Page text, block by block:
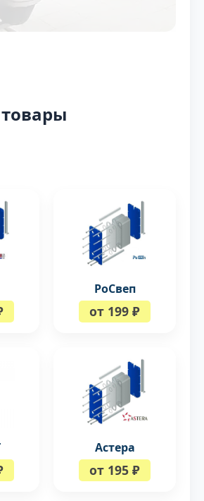
РоСвеп
от 199 ₽
Астера
от 195 ₽